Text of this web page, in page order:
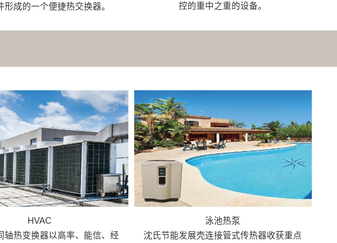
形成的一个便捷热交换器。
控的重中之重的设备。
HVAC
轴热变换器以高率、能信、经
泳池热泵
沈氏节能发展壳连接管式传热器收获重点